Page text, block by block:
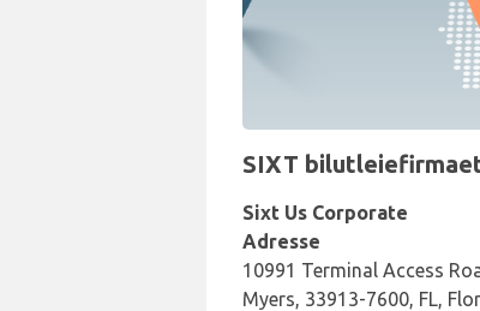
SIXT
Sixt Us Corporate
Adresse
10991 Terminal Access
Myers, 33913-7600, FL,